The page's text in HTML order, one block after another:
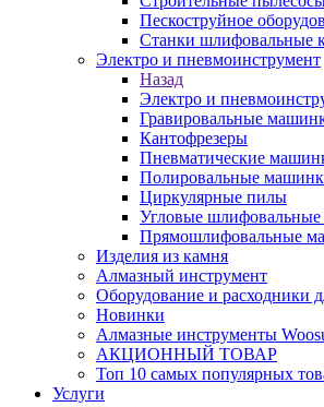
Пескоструйное
Станки шлифовальные
Электро и пневмоинструмент
Назад
Электро и
Гравировальные
Кантофрезеры
Пневматические
Полировальные
Циркулярные пилы
Угловые
Прямошлифовальные
Изделия из камня
Алмазный инструмент
Оборудование и расходники
Новинки
Алмазные инструменты
АКЦИОННЫЙ ТОВАР
Топ 10 самых популярных
Услуги